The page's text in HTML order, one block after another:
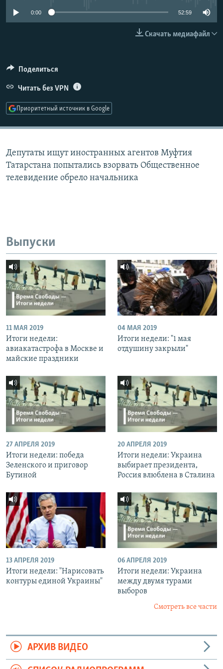
РАСПИСАНИЕ ВЕЩАНИЯ
0:00 52:59
Скачать медиафайл
Поделиться
Читать без VPN
Приоритетный источник в Google
Депутаты ищут иностранных агентов Муфтия
Татарстана попытались взорвать Общественное
телевидение обрело начальника
Выпуски
11 МАЯ 2019
Итоги недели:
авиакатастрофа в Москве и
майские праздники
04 МАЯ 2019
Итоги недели: "1 мая
отдушину закрыли"
27 АПРЕЛЯ 2019
Итоги недели: победа
Зеленского и приговор
Бутиной
20 АПРЕЛЯ 2019
Итоги недели: Украина
выбирает президента,
Россия влюблена в Сталина
13 АПРЕЛЯ 2019
Итоги недели: "Нарисовать
контуры единой Украины"
06 АПРЕЛЯ 2019
Итоги недели: Украина
между двумя турами
выборов
Смотреть все части
АРХИВ ВИДЕО